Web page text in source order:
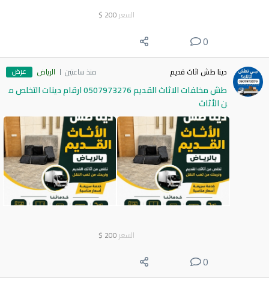
السعر 200
$
0
دينا طش اثاث قديم منذ ساعتين الرياض عرض
طش مخلفات الاثاث القديم 0507973276 ارقام دينات التخلص م
ن الأثاث
السعر 200
$
0